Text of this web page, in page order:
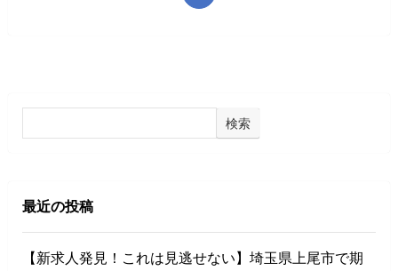
検索
最近の投稿
【新求人発見！これは見逃せない】埼玉県上尾市で期